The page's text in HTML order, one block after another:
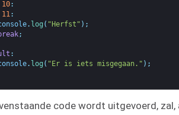
10:
11:
. log ( "Herfst" ) ;
;
:
. log ( "Er is iets misgegaan." ) ;
code wordt uitgevoerd, zal,